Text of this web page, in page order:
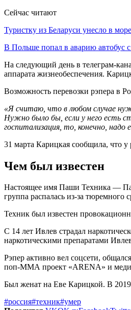
Сейчас читают
Туристку из Беларуси унесло в море
В Польше попал в аварию автобус
На следующий день в телеграм-
аппарата жизнеобеспечения.
Возможность перевозки рэпера в
«Я считаю, что в любом случае
Нужно было бы, если у него есть
госпитализация, то, конечно, надо
31 марта Карицкая сообщила, что
Чем был известен
Настоящее имя Паши Техника —
группа распалась из-за тюремного
Техник был известен
С 14 лет Ивлев страдал
наркотическими препаратами
Рэпер активно вел соцсети,
поп-ММА проект «ARENA» и
Был женат на Еве Карицкой. В 2019
#россия#техник#умер